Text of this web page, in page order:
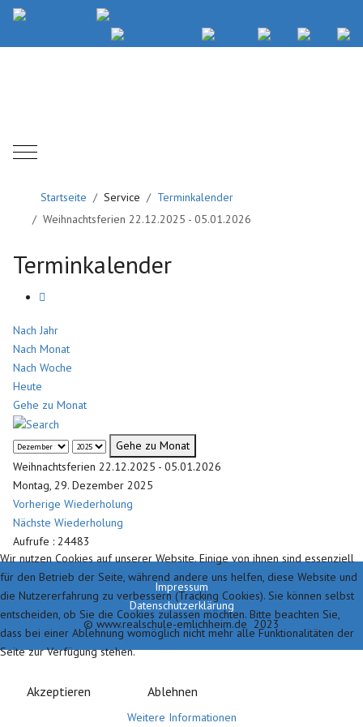
Mobile Menu Toggle
Startseite Service
Terminkalender
Weihnachtsferien 22.12.2025 - 05.01.2026
Terminkalender
Nach Jahr
Nach Monat
Nach Woche
Heute
Gehe zu Monat
Gehe zu Monat
Weihnachtsferien 22.12.2025 - 05.01.2026
Montag, 29. Dezember 2025
Vorherige Wiederholung
Nächste Wiederholung
Aufrufe : 24483
Impressum
Datenschutzerklärung
© www.realschule-emlichheim.de 2023
Wir nutzen Cookies auf unserer Website. Einige von ihnen sind essenziell
für den Betrieb der Seite, während andere uns helfen, diese Website und
die Nutzererfahrung zu verbessern (Tracking Cookies). Sie können selbst
entscheiden, ob Sie die Cookies zulassen möchten. Bitte beachten Sie,
dass bei einer Ablehnung womöglich nicht mehr alle Funktionalitäten der
Seite zur Verfügung stehen.
Akzeptieren Ablehnen
Weitere Informationen